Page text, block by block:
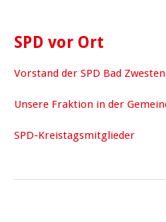
SPD vor Ort
Vorstand der SPD Bad Zwesten
Unsere Fraktion in der
SPD-Kreistagsmitglieder